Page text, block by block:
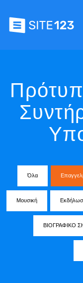
Όλα
Μουσική
ΒΙΟΓΡΑΦΙΚΟ